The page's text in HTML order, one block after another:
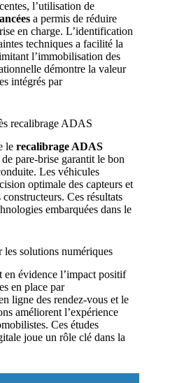
l’utilisation de
a permis de réduire
en charge. L’identification
techniques a facilité la
l’immobilisation des
démontre la valeur
intégrés par
recalibrage ADAS
le recalibrage ADAS
pare-brise garantit le bon
Les véhicules
optimale des capteurs et
Ces résultats
embarquées dans le
les solutions numériques
en évidence l’impact positif
en place par
ligne des rendez-vous et le
améliorent l’expérience
Ces études
joue un rôle clé dans la